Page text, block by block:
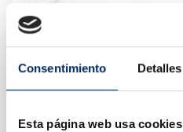
Consentimiento Detalles
Esta página web usa cookies